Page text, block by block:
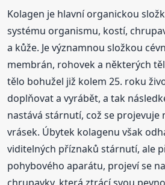
Kolagen je hlavní organickou
systému organismu, kostí,
a kůže. Je významnou složkou
membrán, rohovek a některých
tělo bohužel již kolem 25. roku
doplňovat a vyrábět, a tak
nastává stárnutí, což se
vrásek. Úbytek kolagenu však
viditelných příznaků stárnutí, ale
pohybového aparátu, projeví se